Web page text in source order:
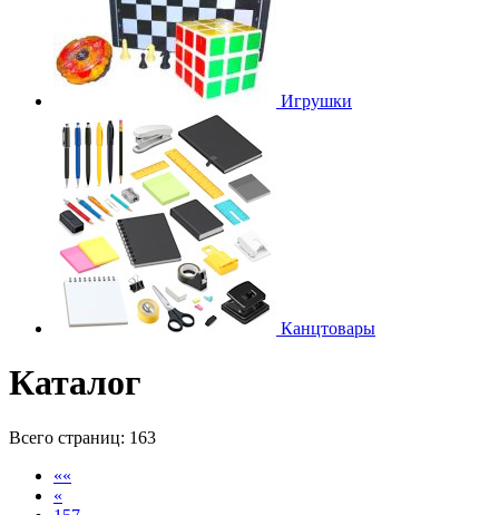
Игрушки
Канцтовары
Каталог
Всего страниц: 163
««
«